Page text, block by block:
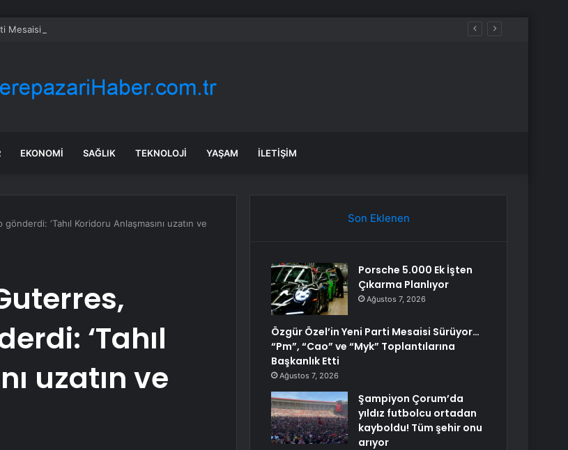
Mesaisi Sürüyor… “Pm”, “Cao” ve “Myk” Toplantılarına Başkanlık Etti
EKONOMI SAĞLIK TEKNOLOJI YAŞAM İLETIŞIM
‘Tahıl Koridoru Anlaşmasını uzatın ve
‘Tahıl
uzatın ve
Son Eklenen
Porsche 5.000 Ek İşten
Çıkarma Planlıyor
Ağustos 7, 2026
Özgür Özel’in Yeni Parti Mesaisi Sürüyor…
“Pm”, “Cao” ve “Myk” Toplantılarına
Başkanlık Etti
Ağustos 7, 2026
Şampiyon Çorum’da
yıldız futbolcu ortadan
kayboldu! Tüm şehir onu
arıyor